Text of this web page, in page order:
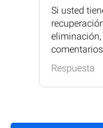
Si usted
Respuesta